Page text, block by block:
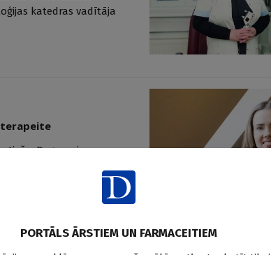
katedras vadītāja
tieša. Deg par jauno
kuriem gribētu
Stradiņa slimnīcas
visaugstākā līmeņa
ikvienam pacientam.
PORTĀLS ĀRSTIEM UN FARMACEITIEM